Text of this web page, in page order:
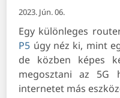
2023. Jún. 06.
Egy különleges
P5 úgy néz ki, mint
de közben képes
megosztani az 5G
internetet más